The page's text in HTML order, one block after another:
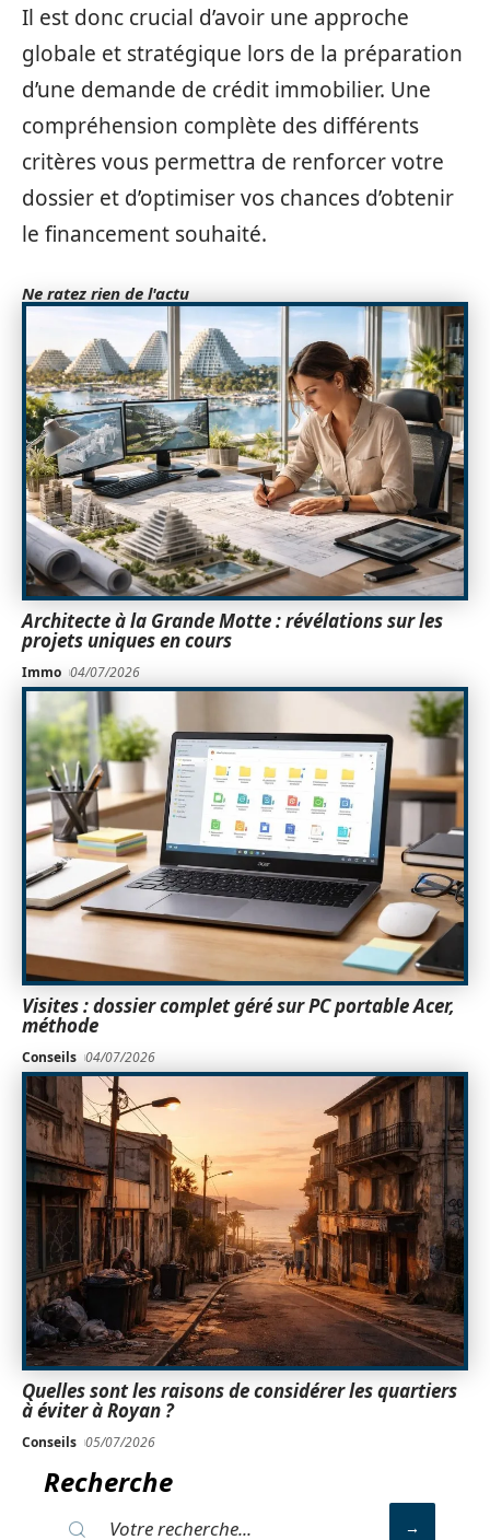
Il est donc crucial d’avoir une approche
globale et stratégique lors de la préparation
d’une demande de crédit immobilier. Une
compréhension complète des différents
critères vous permettra de renforcer votre
dossier et d’optimiser vos chances d’obtenir
le financement souhaité.
Ne ratez rien de l'actu
Architecte à la Grande Motte : révélations sur les
projets uniques en cours
Immo 04/07/2026
Visites : dossier complet géré sur PC portable Acer,
méthode
Conseils 04/07/2026
Quelles sont les raisons de considérer les quartiers
à éviter à Royan ?
Conseils 05/07/2026
Recherche